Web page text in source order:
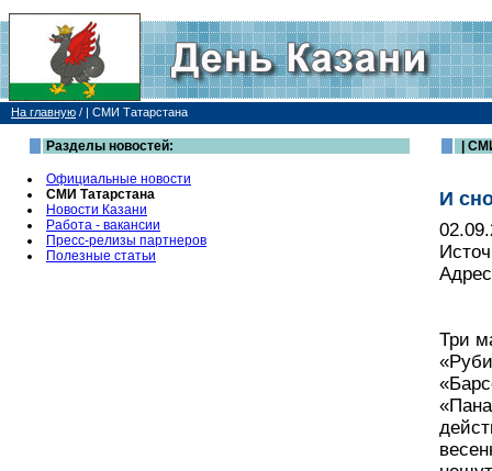
На главную / | СМИ Татарстана
Разделы новостей:
Официальные новости
СМИ Татарстана
Новости Казани
Работа - вакансии
Пресс-релизы партнеров
Полезные статьи
|
И
Три